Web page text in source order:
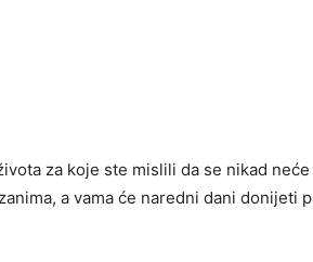
za koje ste mislili da se nikad neće
a vama će naredni dani donijeti